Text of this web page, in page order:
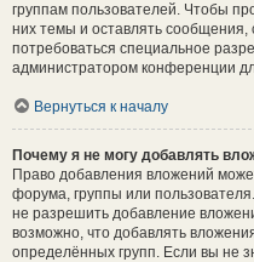
группам пользователей. Чтобы
них темы и оставлять сообщения,
потребоваться специальное
администратором конференции
Вернуться к началу
Почему я не могу добавлять
Право добавления вложений
форума, группы или
не разрешить добавление
возможно, что добавлять
определённых групп. Если вы не